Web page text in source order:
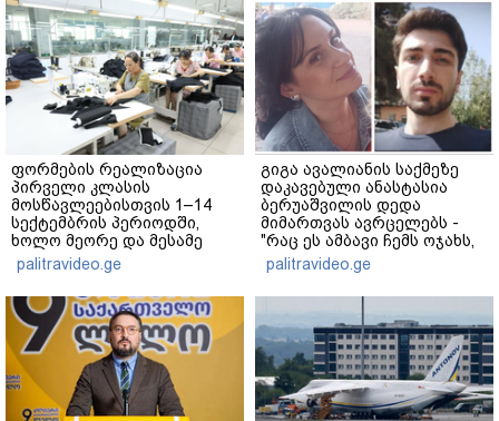
ფორმების რეალიზაცია
პირველი კლასის
მოსწავლეებისთვის 1–14
სექტემბრის პერიოდში,
ხოლო მეორე და მესამე
ეტაპებზე...
palitravideo.ge
გიგა ავალიანის საქმეზე
დაკავებული ანასტასია
ბერუაშვილის დედა
მიმართვას ავრცელებს -
"რაც ეს ამბავი ჩემს ოჯახს,
ჩემს ანასტასიას გადახდა
თავს, მის მერე მე მე არ
ვარ"
palitravideo.ge